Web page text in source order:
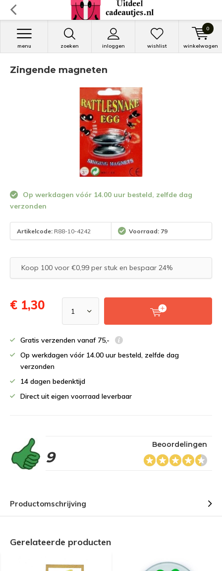
zoeken inloggen
menu wishlist winkelwagen
0
Zingende magneten
Op werkdagen vóór 14.00 uur besteld, zelfde dag
verzonden
Artikelcode: R88-10-4242 Voorraad: 79
Koop 100 voor €0,99 per stuk en bespaar 24%
€ 1,30
Gratis verzenden vanaf 75,-
Op werkdagen vóór 14.00 uur besteld, zelfde dag
verzonden
14 dagen bedenktijd
Direct uit eigen voorraad leverbaar
9
Beoordelingen
Productomschrijving
Gerelateerde producten